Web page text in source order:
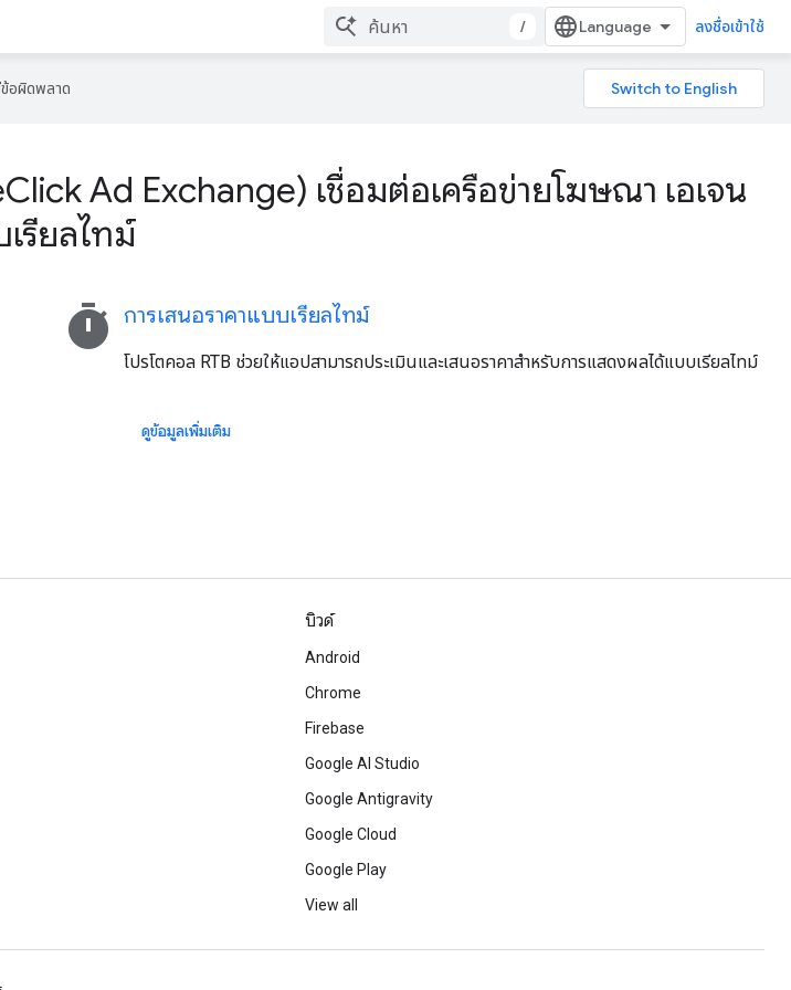
/ ลงชื่อเข้าใช้
ข้อผิดพลาด
Ad Exchange) เชื่อมต่อเครือข่ายโฆษณา เอเจน
รียลไทม์
timer การเสนอราคาแบบเรียลไทม์
โปรโตคอล RTB ช่วยให้แอปสามารถประเมินและเสนอราคาสําหรับการแสดงผลได้แบบเรียลไทม์
ดูข้อมูลเพิ่มเติม
บิวด์
Android
Chrome
Firebase
Google AI Studio
Google Antigravity
Google Cloud
Google Play
View all